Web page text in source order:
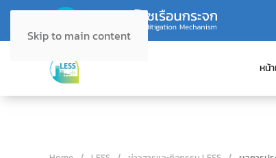
Skip to main content
หน้